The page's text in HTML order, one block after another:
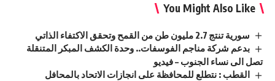
You Might Also Like
سورية تنتج 2.7 مليون طن من القمح وتحقق الاكتفاء الذاتي
بدعم شركة مناجم الفوسفات.. وحدة الكشف المبكر المتنقلة
تصل الى نساء الجنوب – فيديو
القطب : نتطلع للمحافظة على انجازات الاتحاد بالمحافل